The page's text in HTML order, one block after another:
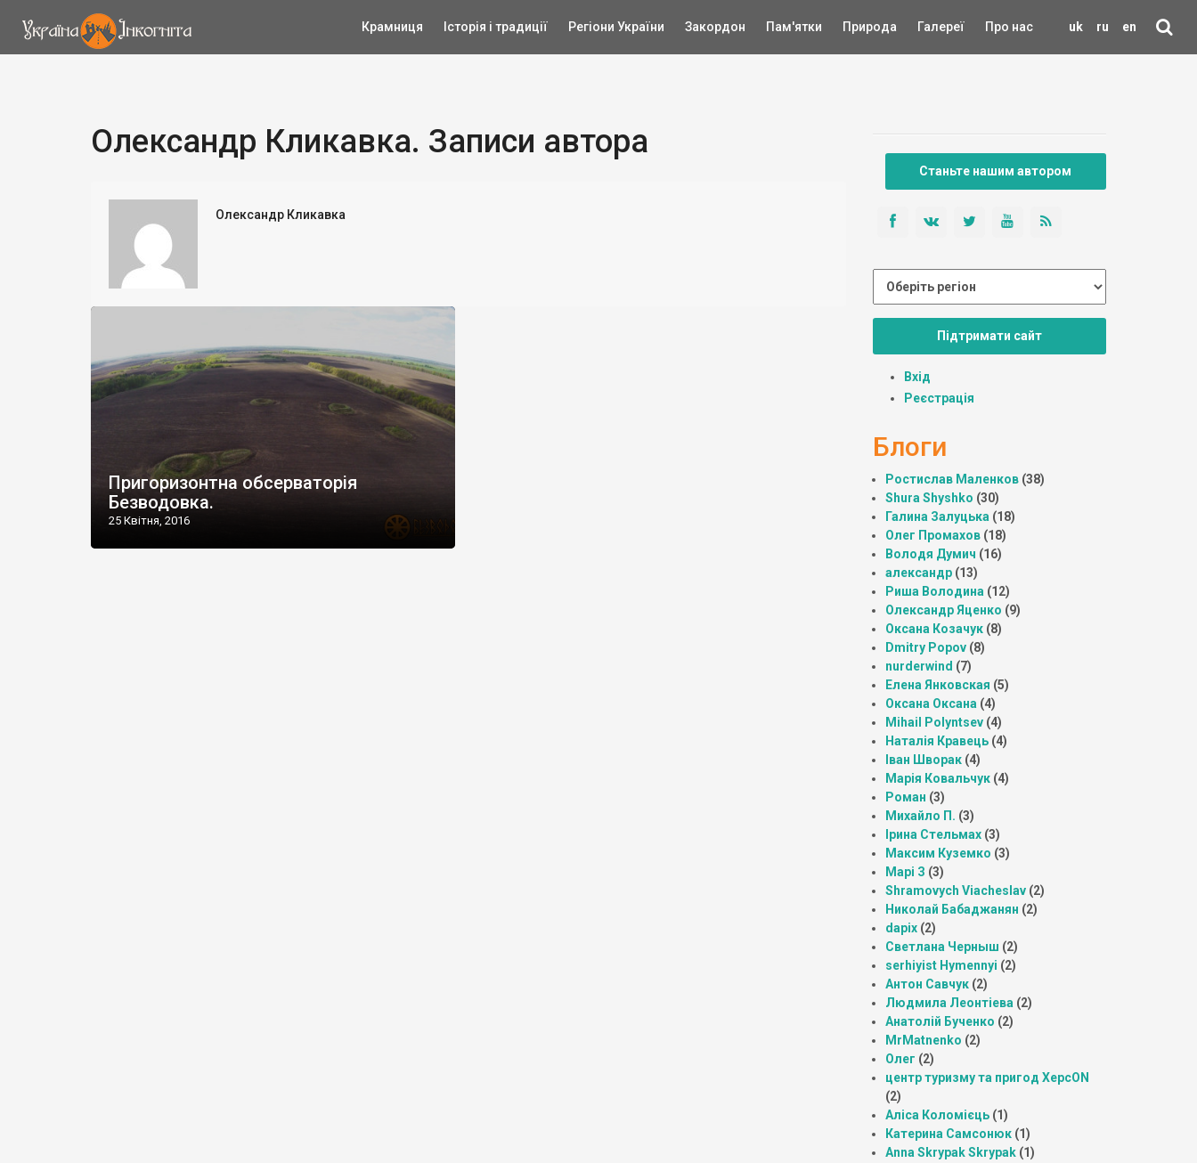
uk ru en
Крамниця Історія і традиції Регіони України Закордон Пам'ятки Природа Галереї Про нас
Олександр Кликавка. Записи автора
Олександр Кликавка
Пригоризонтна обсерваторія
Безводовка.
25 Квітня, 2016
Станьте нашим автором
Підтримати сайт
Вхід
Реєстрація
Блоги
Ростислав Маленков(38)
Shura Shyshko (30)
Галина Залуцька (18)
Олег Промахов(18)
Володя Думич (16)
александр(13)
Риша Володина (12)
Олександр Яценко (9)
Оксана Козачук(8)
Dmitry Popov(8)
nurderwind (7)
Елена Янковская (5)
Оксана Оксана (4)
Mihail Polyntsev(4)
Наталія Кравець(4)
Іван Шворак(4)
Марія Ковальчук(4)
Роман (3)
Михайло П. (3)
Ірина Стельмах(3)
Максим Куземко (3)
Марі З (3)
Shramovych Viacheslav(2)
Николай Бабаджанян (2)
dapix(2)
Светлана Черныш (2)
serhiyist Hymennyi (2)
Антон Савчук(2)
Людмила Леонтіева (2)
Анатолій Бученко (2)
MrMatnenko (2)
Олег (2)
центр туризму та пригод ХерсON
(2)
Аліса Коломієць(1)
Катерина Самсонюк(1)
Anna Skrypak Skrypak(1)